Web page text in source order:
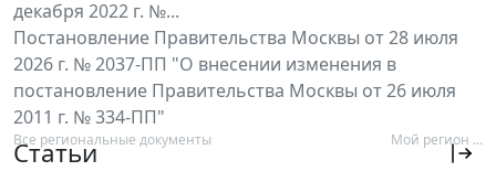
декабря 2022 г. №...
Постановление Правительства Москвы от 28 июля
2026 г. № 2037-ПП "О внесении изменения в
постановление Правительства Москвы от 26 июля
2011 г. № 334-ПП"
Все региональные документы Мой регион ...
Статьи